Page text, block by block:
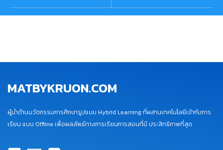
MATBYKRUON.COM
ผู้นำด้านนวัตกรรมการศึกษารูปแบบ Hybrid Learning ที่ผสานเทคโนโลยีเข้ากับการ
เรียน แบบ Offline เพื่อผลลัพธ์ทางการเรียนการสอนที่มี ประสิทธิภาพที่สุด